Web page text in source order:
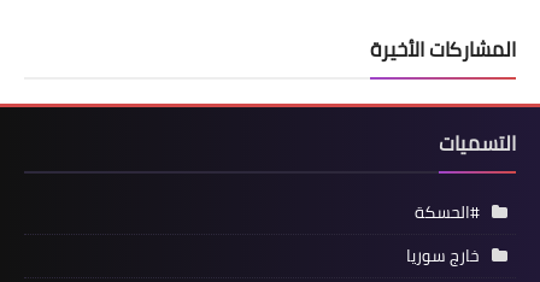
المشاركات الأخيرة
التسميات
#الحسكة
خارج سوريا